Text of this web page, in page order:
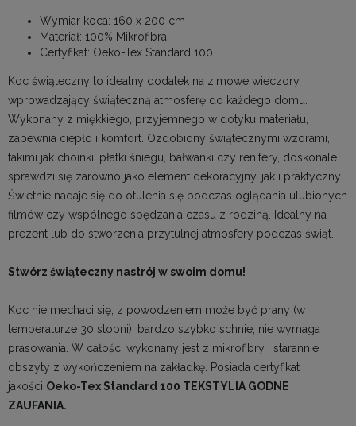
Wymiar koca: 160 x 200 cm
Materiał: 100% Mikrofibra
Certyfikat: Oeko-Tex Standard 100
Koc świąteczny to idealny dodatek na zimowe wieczory,
wprowadzający świąteczną atmosferę do każdego domu.
Wykonany z miękkiego, przyjemnego w dotyku materiału,
zapewnia ciepło i komfort. Ozdobiony świątecznymi wzorami,
takimi jak choinki, płatki śniegu, bałwanki czy renifery, doskonale
sprawdzi się zarówno jako element dekoracyjny, jak i praktyczny.
Świetnie nadaje się do otulenia się podczas oglądania ulubionych
filmów czy wspólnego spędzania czasu z rodziną. Idealny na
prezent lub do stworzenia przytulnej atmosfery podczas świąt.
Stwórz świąteczny nastrój w swoim domu!
Koc nie mechaci się, z powodzeniem może być prany (w
temperaturze 30 stopni), bardzo szybko schnie, nie wymaga
prasowania. W całości wykonany jest z mikrofibry i starannie
obszyty z wykończeniem na zakładkę. Posiada certyfikat
jakości Oeko-Tex Standard 100 TEKSTYLIA GODNE
ZAUFANIA.